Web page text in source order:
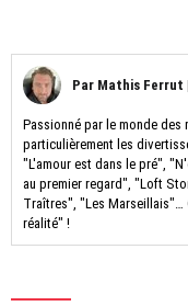
Par Mathis Ferrut |
Passionné par le monde
particulièrement les
"L'amour est dans le pré",
au premier regard", "Loft
Traîtres", "Les Marseillais"…
réalité" !